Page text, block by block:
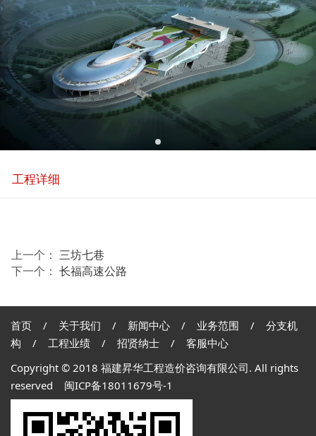
工程详细
上一个： 三坊七巷
下一个： 长福高速公路
首页/ 关于我们 / 新闻中心/ 业务范围 / 分支机
构 / 工程业绩 / 招贤纳士 / 客服中心
Copyright © 2018 福建昇华工程造价咨询有限公司. All rights
reserved 闽ICP备18011679号-1